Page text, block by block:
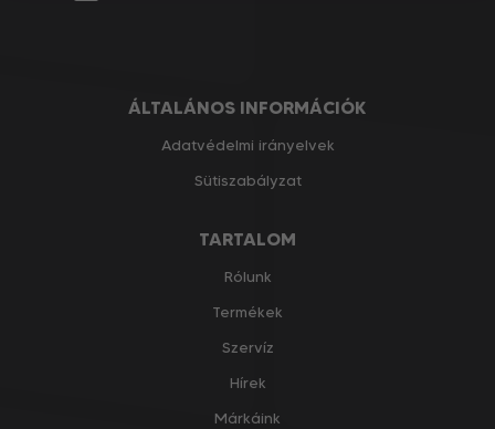
ÁLTALÁNOS INFORMÁCIÓK
Adatvédelmi irányelvek
Sütiszabályzat
TARTALOM
Rólunk
Termékek
Szervíz
Hírek
Márkáink